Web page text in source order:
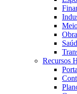
Recursos